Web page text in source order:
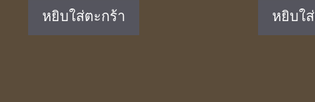
฿1,050.00.
หยิบใส่ตะกร้า หยิบใ